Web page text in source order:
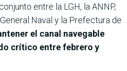
entre la LGH, la ANNP,
Naval y la Prefectura de
el canal navegable
crítico entre febrero y